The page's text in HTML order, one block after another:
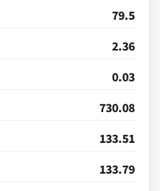
79.5
2.36
0.03
730.08
133.51
133.79